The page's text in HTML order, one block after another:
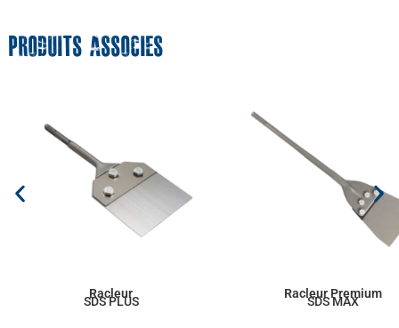
PRODUITS ASSOCIES
Racleur
SDS PLUS
Racleur Premium
SDS MAX